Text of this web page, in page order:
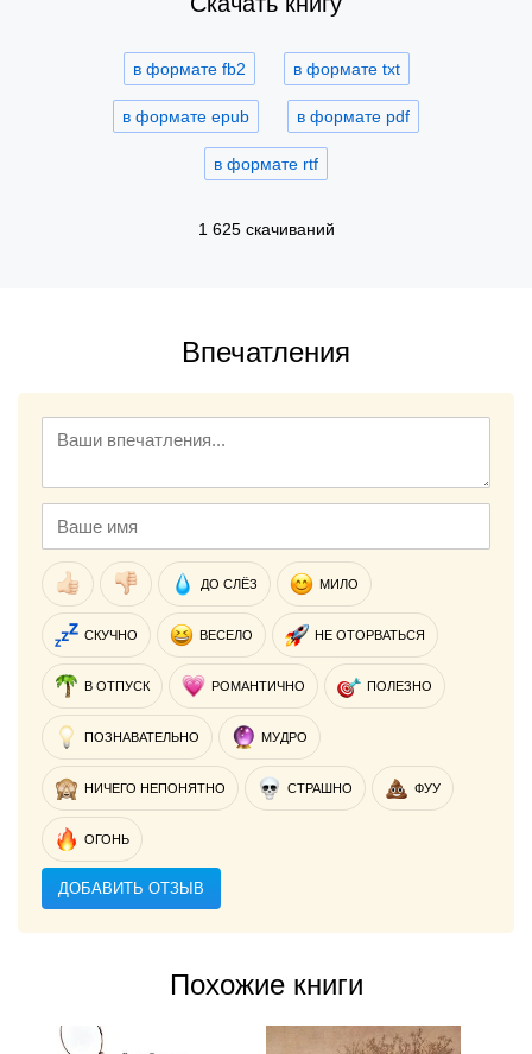
в формате fb2 в формате txt
в формате epub в формате pdf
в формате rtf
1 625 скачиваний
Впечатления
ДО СЛЁЗ МИЛО
СКУЧНО ВЕСЕЛО НЕ ОТОРВАТЬСЯ
В ОТПУСК РОМАНТИЧНО ПОЛЕЗНО
ПОЗНАВАТЕЛЬНО МУДРО
НИЧЕГО НЕПОНЯТНО СТРАШНО ФУУ
ОГОНЬ
ДОБАВИТЬ ОТЗЫВ
Похожие книги